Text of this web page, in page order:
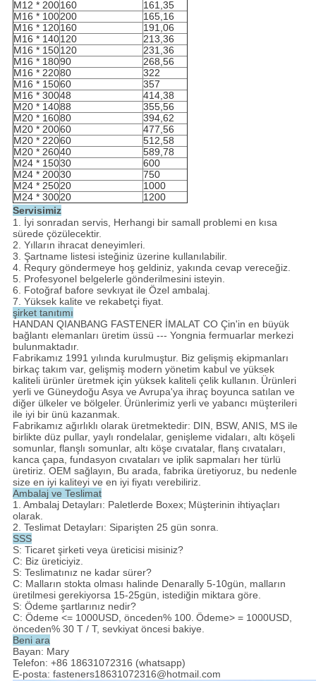
M12 * 200160
161,35
M16 * 100200
165,16
M16 * 120160
191,06
M16 * 140120
213,36
M16 * 150120
231,36
M16 * 18090
268,56
M16 * 22080
322
M16 * 15060
357
M16 * 30048
414,38
M20 * 14088
355,56
M20 * 16080
394,62
M20 * 20060
477,56
M20 * 22060
512,58
M20 * 26040
589,78
M24 * 15030
600
M24 * 20030
750
M24 * 25020
1000
M24 * 30020
1200
Servisimiz
1. İyi sonradan servis, Herhangi bir samall problemi en kısa
sürede çözülecektir.
2. Yılların ihracat deneyimleri.
3. Şartname listesi isteğiniz üzerine kullanılabilir.
4. Requry göndermeye hoş geldiniz, yakında cevap vereceğiz.
5. Profesyonel belgelerle gönderilmesini isteyin.
6. Fotoğraf bafore sevkıyat ile Özel ambalaj.
7. Yüksek kalite ve rekabetçi fiyat.
şirket tanıtımı
HANDAN QIANBANG FASTENER İMALAT CO Çin'in en büyük
bağlantı elemanları üretim üssü --- Yongnia fermuarlar merkezi
bulunmaktadır.
Fabrikamız 1991 yılında kurulmuştur. Biz gelişmiş ekipmanları
birkaç takım var, gelişmiş modern yönetim kabul ve yüksek
kaliteli ürünler üretmek için yüksek kaliteli çelik kullanın. Ürünleri
yerli ve Güneydoğu Asya ve Avrupa'ya ihraç boyunca satılan ve
diğer ülkeler ve bölgeler. Ürünlerimiz yerli ve yabancı müşterileri
ile iyi bir ünü kazanmak.
Fabrikamız ağırlıklı olarak üretmektedir: DIN, BSW, ANIS, MS ile
birlikte düz pullar, yaylı rondelalar, genişleme vidaları, altı köşeli
somunlar, flanşlı somunlar, altı köşe cıvatalar, flanş cıvataları,
kanca çapa, fundasyon cıvataları ve iplik sapmaları her türlü
üretiriz. OEM sağlayın, Bu arada, fabrika üretiyoruz, bu nedenle
size en iyi kaliteyi ve en iyi fiyatı verebiliriz.
Ambalaj ve Teslimat
1. Ambalaj Detayları: Paletlerde Boxex; Müşterinin ihtiyaçları
olarak.
2. Teslimat Detayları: Siparişten 25 gün sonra.
SSS
S: Ticaret şirketi veya üreticisi misiniz?
C: Biz üreticiyiz.
S: Teslimatınız ne kadar sürer?
C: Malların stokta olması halinde Denarally 5-10gün, malların
üretilmesi gerekiyorsa 15-25gün, istediğin miktara göre.
S: Ödeme şartlarınız nedir?
C: Ödeme <= 1000USD, önceden% 100. Ödeme> = 1000USD,
önceden% 30 T / T, sevkiyat öncesi bakiye.
Beni ara
Bayan: Mary
Telefon: +86 18631072316 (whatsapp)
E-posta: fasteners18631072316@hotmail.com